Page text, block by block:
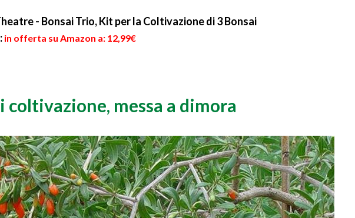
- Bonsai Trio, Kit per la Coltivazione di 3 Bonsai
in offerta su Amazon a: 12,99€
coltivazione, messa a dimora